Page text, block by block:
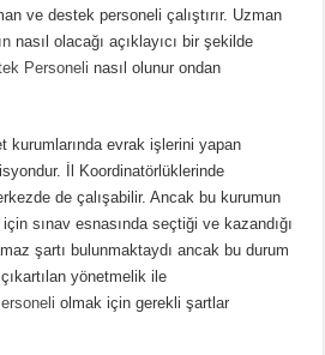
ve destek personeli çalıştırır. Uzman
nasıl olacağı açıklayıcı bir şekilde
Personeli nasıl olunur ondan
kurumlarında evrak işlerini yapan
İl Koordinatörlüklerinde
de çalışabilir. Ancak bu kurumun
sınav esnasında seçtiği ve kazandığı
şartı bulunmaktaydı ancak bu durum
yönetmelik ile
olmak için gerekli şartlar